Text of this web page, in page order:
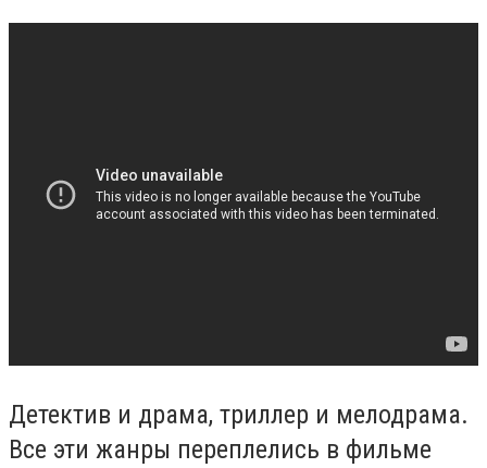
Детектив и драма, триллер и мелодрама.
Все эти жанры переплелись в фильме